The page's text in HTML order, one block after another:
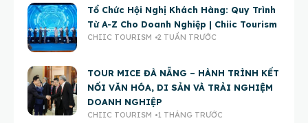
Tổ Chức Hội Nghị Khách Hàng: Quy Trình
Từ A-Z Cho Doanh Nghiệp | Chiic Tourism
CHIIC TOURISM 2 TUẦN TRƯỚC
TOUR MICE ĐÀ NẴNG – HÀNH TRÌNH KẾT
NỐI VĂN HÓA, DI SẢN VÀ TRẢI NGHIỆM
DOANH NGHIỆP
CHIIC TOURISM 1 THÁNG TRƯỚC